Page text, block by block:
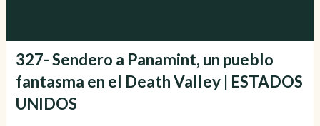
327- Sendero a Panamint, un pueblo
fantasma en el Death Valley | ESTADOS
UNIDOS